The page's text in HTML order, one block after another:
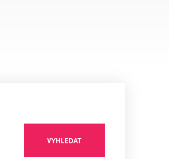
VYHLEDAT